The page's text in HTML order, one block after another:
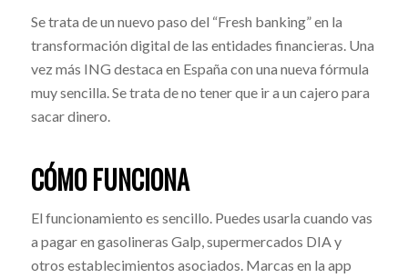
Se trata de un nuevo paso del “Fresh banking” en la
transformación digital de las entidades financieras. Una
vez más ING destaca en España con una nueva fórmula
muy sencilla. Se trata de no tener que ir a un cajero para
sacar dinero.
CÓMO FUNCIONA
El funcionamiento es sencillo. Puedes usarla cuando vas
a pagar en gasolineras Galp, supermercados DIA y
otros establecimientos asociados. Marcas en la app